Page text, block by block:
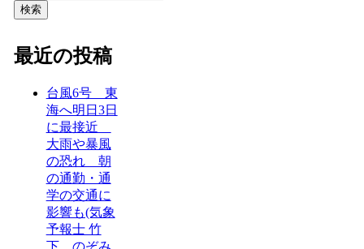
検索
最近の投稿
台風6号 東
海へ明日3日
に最接近
大雨や暴風
の恐れ 朝
の通勤・通
学の交通に
影響も(気象
予報士 竹
下 のぞみ